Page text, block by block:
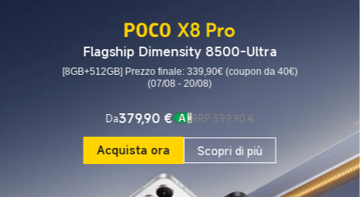
Flagship Dimensity 8500-Ultra
[8GB+512GB] Prezzo finale: 339,90€ (coupon da 40€)
(07/08 - 20/08)
Da379,90 € Current Price €379.9
RRP 399,90 €
Prezzo promozionale 399,90 €
Acquista ora Scopri di più